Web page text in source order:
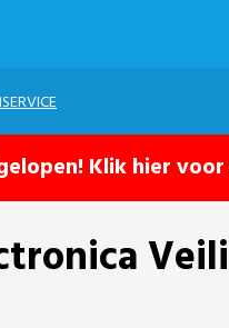
Klik hier